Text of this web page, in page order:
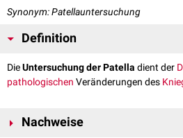
Synonym: Patellauntersuchung
Definition
DieUntersuchung der Patella dient der
pathologischen Veränderungen des
Nachweise